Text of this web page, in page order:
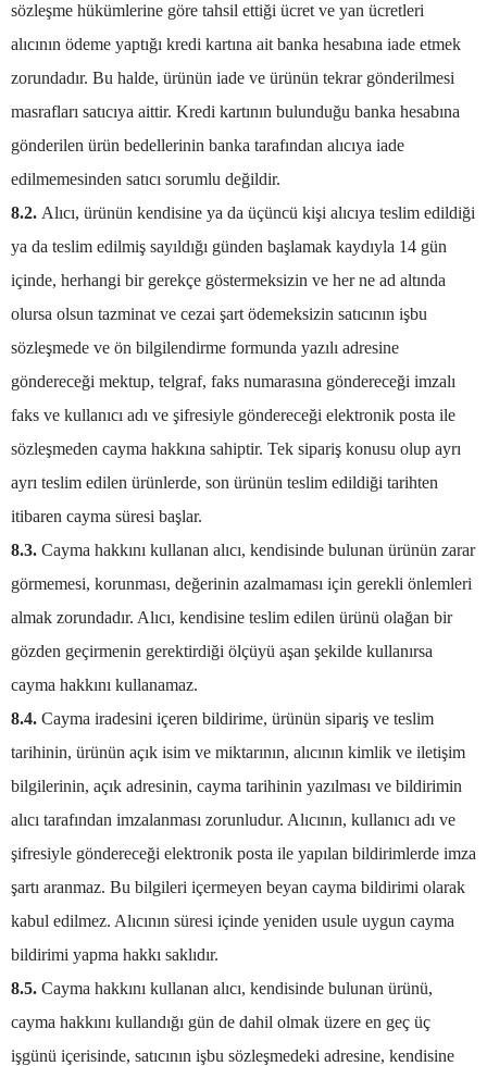
sözleşme hükümlerine göre tahsil ettiği ücret ve yan ücretleri
alıcının ödeme yaptığı kredi kartına ait banka hesabına iade etmek
zorundadır. Bu halde, ürünün iade ve ürünün tekrar gönderilmesi
masrafları satıcıya aittir. Kredi kartının bulunduğu banka hesabına
gönderilen ürün bedellerinin banka tarafından alıcıya iade
edilmemesinden satıcı sorumlu değildir.
8.2. Alıcı, ürünün kendisine ya da üçüncü kişi alıcıya teslim edildiği
ya da teslim edilmiş sayıldığı günden başlamak kaydıyla 14 gün
içinde, herhangi bir gerekçe göstermeksizin ve her ne ad altında
olursa olsun tazminat ve cezai şart ödemeksizin satıcının işbu
sözleşmede ve ön bilgilendirme formunda yazılı adresine
göndereceği mektup, telgraf, faks numarasına göndereceği imzalı
faks ve kullanıcı adı ve şifresiyle göndereceği elektronik posta ile
sözleşmeden cayma hakkına sahiptir. Tek sipariş konusu olup ayrı
ayrı teslim edilen ürünlerde, son ürünün teslim edildiği tarihten
itibaren cayma süresi başlar.
8.3. Cayma hakkını kullanan alıcı, kendisinde bulunan ürünün zarar
görmemesi, korunması, değerinin azalmaması için gerekli önlemleri
almak zorundadır. Alıcı, kendisine teslim edilen ürünü olağan bir
gözden geçirmenin gerektirdiği ölçüyü aşan şekilde kullanırsa
cayma hakkını kullanamaz.
8.4. Cayma iradesini içeren bildirime, ürünün sipariş ve teslim
tarihinin, ürünün açık isim ve miktarının, alıcının kimlik ve iletişim
bilgilerinin, açık adresinin, cayma tarihinin yazılması ve bildirimin
alıcı tarafından imzalanması zorunludur. Alıcının, kullanıcı adı ve
şifresiyle göndereceği elektronik posta ile yapılan bildirimlerde imza
şartı aranmaz. Bu bilgileri içermeyen beyan cayma bildirimi olarak
kabul edilmez. Alıcının süresi içinde yeniden usule uygun cayma
bildirimi yapma hakkı saklıdır.
8.5. Cayma hakkını kullanan alıcı, kendisinde bulunan ürünü,
cayma hakkını kullandığı gün de dahil olmak üzere en geç üç
işgünü içerisinde, satıcının işbu sözleşmedeki adresine, kendisine